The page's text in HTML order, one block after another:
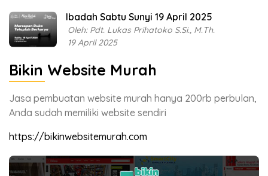
Ibadah Sabtu Sunyi 19 April 2025
Oleh: Pdt. Lukas Prihatoko S.Si., M.Th.
19 April 2025
Bikin Website Murah
Jasa pembuatan website murah hanya 200rb perbulan,
Anda sudah memiliki website sendiri
https://bikinwebsitemurah.com